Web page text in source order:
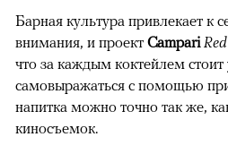
Барная культура привлекает к
внимания, и проект Campari
что за каждым коктейлем стоит
самовыражаться с помощью
напитка можно точно так же,
киносъемок.